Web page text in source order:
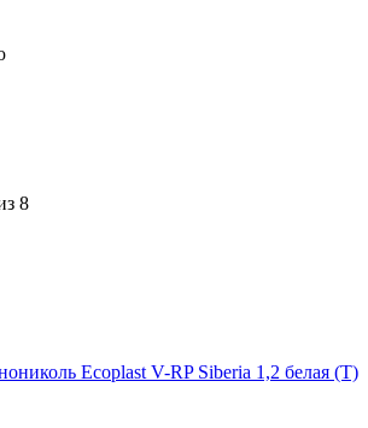
8
Ecoplast V-RP Siberia 1,2 белая (Т)